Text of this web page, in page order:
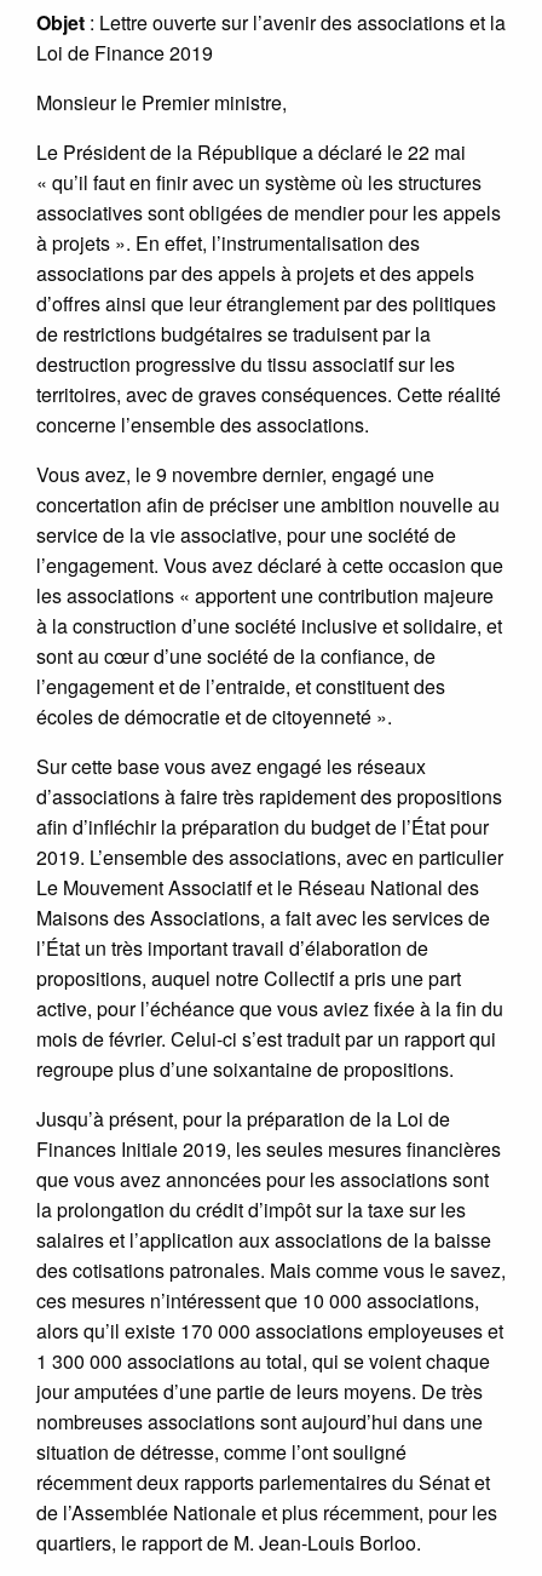
Objet : Lettre ouverte sur l’avenir des associations et la
Loi de Finance 2019
Monsieur le Premier ministre,
Le Président de la République a déclaré le 22 mai
« qu’il faut en finir avec un système où les structures
associatives sont obligées de mendier pour les appels
à projets ». En effet, l’instrumentalisation des
associations par des appels à projets et des appels
d’offres ainsi que leur étranglement par des politiques
de restrictions budgétaires se traduisent par la
destruction progressive du tissu associatif sur les
territoires, avec de graves conséquences. Cette réalité
concerne l’ensemble des associations.
Vous avez, le 9 novembre dernier, engagé une
concertation afin de préciser une ambition nouvelle au
service de la vie associative, pour une société de
l’engagement. Vous avez déclaré à cette occasion que
les associations « apportent une contribution majeure
à la construction d’une société inclusive et solidaire, et
sont au cœur d’une société de la confiance, de
l’engagement et de l’entraide, et constituent des
écoles de démocratie et de citoyenneté ».
Sur cette base vous avez engagé les réseaux
d’associations à faire très rapidement des propositions
afin d’infléchir la préparation du budget de l’État pour
2019. L’ensemble des associations, avec en particulier
Le Mouvement Associatif et le Réseau National des
Maisons des Associations, a fait avec les services de
l’État un très important travail d’élaboration de
propositions, auquel notre Collectif a pris une part
active, pour l’échéance que vous aviez fixée à la fin du
mois de février. Celui-ci s’est traduit par un rapport qui
regroupe plus d’une soixantaine de propositions.
Jusqu’à présent, pour la préparation de la Loi de
Finances Initiale 2019, les seules mesures financières
que vous avez annoncées pour les associations sont
la prolongation du crédit d’impôt sur la taxe sur les
salaires et l’application aux associations de la baisse
des cotisations patronales. Mais comme vous le savez,
ces mesures n’intéressent que 10 000 associations,
alors qu’il existe 170 000 associations employeuses et
1 300 000 associations au total, qui se voient chaque
jour amputées d’une partie de leurs moyens. De très
nombreuses associations sont aujourd’hui dans une
situation de détresse, comme l’ont souligné
récemment deux rapports parlementaires du Sénat et
de l’Assemblée Nationale et plus récemment, pour les
quartiers, le rapport de M. Jean-Louis Borloo.